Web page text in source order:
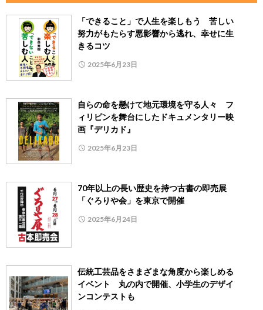
「できること」で人生を楽しもう 苦しい
努力がもたらす悪影響から逃れ、幸せに生
きるコツ
2025年6月23日
自らの命を懸けて地元環境を守る人々 フ
ィリピンを舞台にしたドキュメンタリー映
画『デリカド』
2025年6月23日
70年以上の長い歴史を持つ古書の即売展
「ぐろりや会」を東京で開催
2025年6月24日
伝統工芸品をさまざまな角度から楽しめる
イベント 丸の内で開催、小学生のデザイ
ンコンテストも